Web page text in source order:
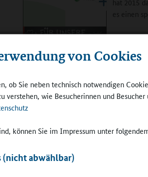
von Cookies
ob Sie neben technisch notwendigen
verstehen, wie Besucherinnen und
können Sie im Impressum unter
abwählbar)
Seit 2004 wird die OGS in
©Stadt Hilden
hat 2015
es einen
Eichmann:
dem Jahr
der offene
deshalb in jede offene
Ganztagskoordinatoren-Stelle.